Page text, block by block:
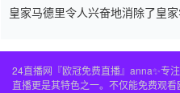
皇家马德里令人兴奋地消除了皇
24直播网『欧冠免费直播』anna✨专
直播更是其特色之一。不仅能免费观